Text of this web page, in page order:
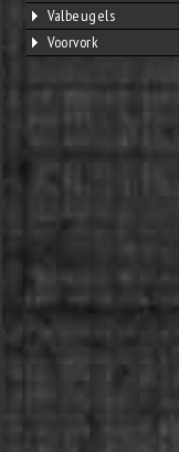
Valbeugels
Voorvork